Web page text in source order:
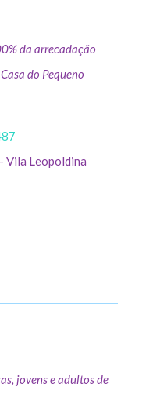
da arrecadação
do Pequeno
Vila Leopoldina
jovens e adultos de